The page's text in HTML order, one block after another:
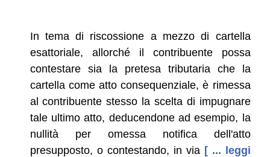
In tema di riscossione a mezzo di cartella
esattoriale, allorché il contribuente possa
contestare sia la pretesa tributaria che la
cartella come atto consequenziale, è rimessa
al contribuente stesso la scelta di impugnare
tale ultimo atto, deducendone ad esempio, la
nullità per omessa notifica dell'atto
presupposto, o contestando, in via [ ... leggi